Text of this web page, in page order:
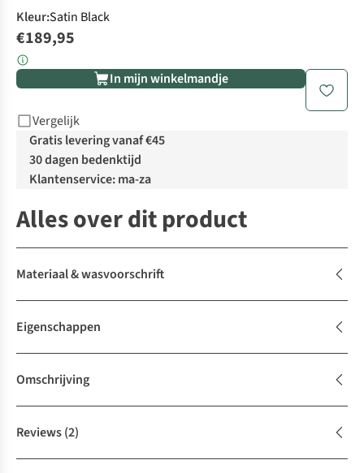
Kleur:Satin Black
€189,95
In mijn winkelmandje
Vergelijk
Gratis levering vanaf €45
30 dagen bedenktijd
Klantenservice: ma-za
Alles over dit product
Materiaal & wasvoorschrift
Eigenschappen
Omschrijving
Reviews(2)